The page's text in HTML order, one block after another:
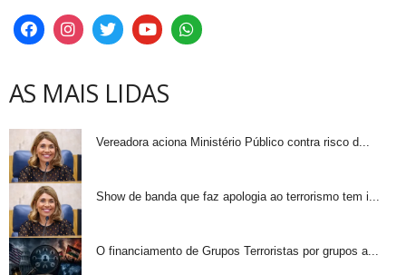
AS MAIS LIDAS
Vereadora aciona Ministério Público contra risco d...
Show de banda que faz apologia ao terrorismo tem i...
O financiamento de Grupos Terroristas por grupos a...